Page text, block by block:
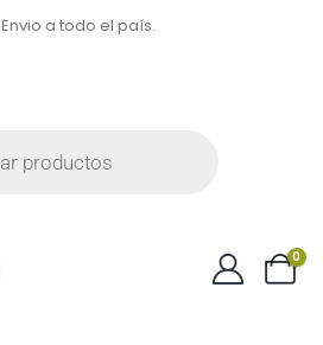
Envio a todo el país.
0